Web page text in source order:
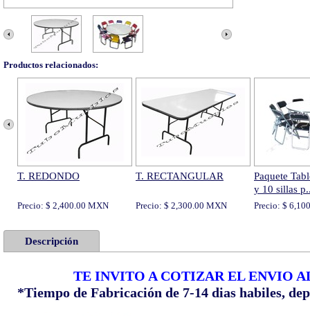
Productos relacionados:
T. REDONDO
Precio: $ 2,400.00 MXN
T. RECTANGULAR
Precio: $ 2,300.00 MXN
Paquete
y 10 sillas
Precio: $
Descripción
TE INVITO A COTIZAR EL ENVIO
*Tiempo de Fabricación de 7-14 dias habiles,